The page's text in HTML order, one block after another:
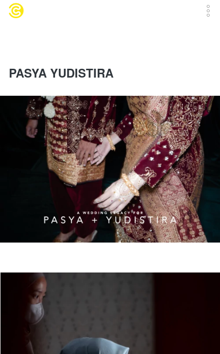
PASYA YUDISTIRA